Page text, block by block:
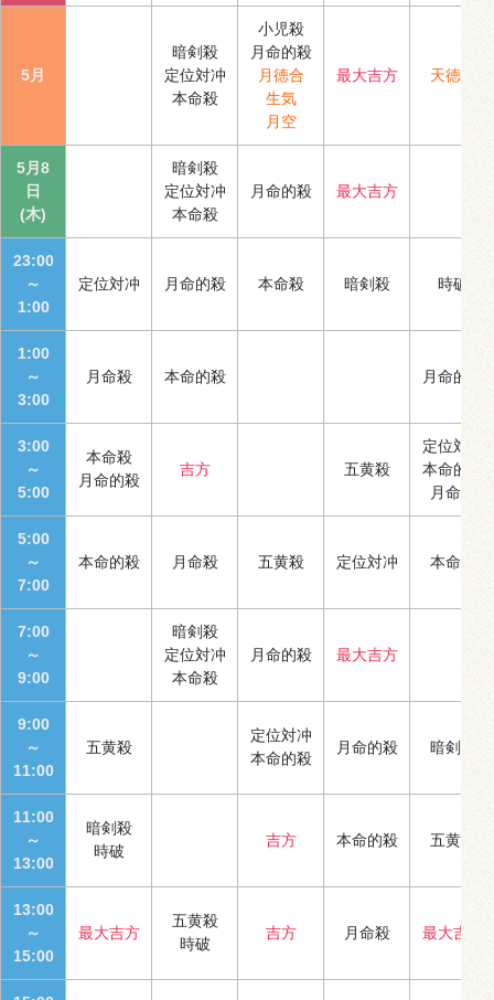
5月
暗剣殺
定位対冲
本命殺
小児殺
月命的殺
月徳合
生気
月空
最大吉方 天徳合
5月8
日
(木)
暗剣殺
定位対冲
本命殺
月命的殺 最大吉方
23:00
～
1:00
定位対冲 月命的殺 本命殺 暗剣殺 時破
1:00
～
3:00
月命殺 本命的殺 月命的殺
3:00
～
5:00
本命殺
月命的殺
吉方 五黄殺
定位対冲
本命的殺
月命殺
5:00
～
7:00
本命的殺 月命殺 五黄殺 定位対冲 本命殺
7:00
～
9:00
暗剣殺
定位対冲
本命殺
月命的殺 最大吉方
9:00
～
11:00
五黄殺
定位対冲
本命的殺
月命的殺 暗剣殺
11:00
～
13:00
暗剣殺
時破
吉方 本命的殺 五黄殺
13:00
～
15:00
最大吉方
五黄殺
時破
吉方 月命殺 最大吉方